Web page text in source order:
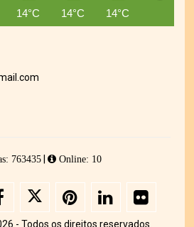
14°C 14°C 14°C
763435| Online: 10
- Todos os direitos reservados.